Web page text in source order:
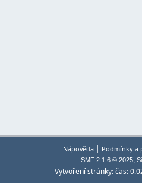
Nápověda| Podmínky a
SMF 2.1.6 © 2025,
Vytvoření stránky: čas: